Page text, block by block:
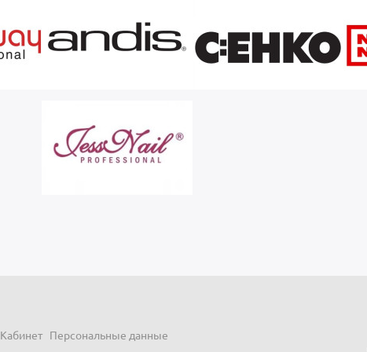
Кабинет Персональные данные